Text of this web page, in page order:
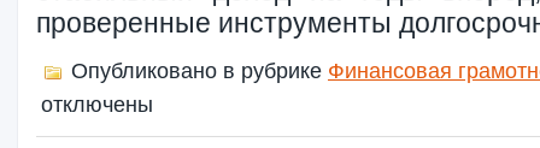
проверенные инструменты
Опубликовано в рубрике Финансовая
отключены